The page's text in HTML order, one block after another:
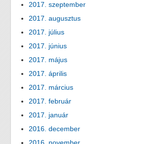
2017. szeptember
2017. augusztus
2017. július
2017. június
2017. május
2017. április
2017. március
2017. február
2017. január
2016. december